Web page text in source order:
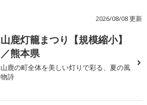
2026/08/08 更新
山鹿灯籠まつり【規模縮小】
／熊本県
山鹿の町全体を美しい灯りで彩る、夏の風
物詩